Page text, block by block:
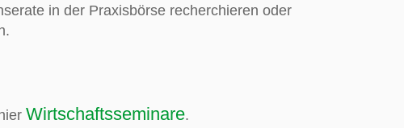
in der Praxisbörse recherchieren oder
Wirtschaftsseminare.